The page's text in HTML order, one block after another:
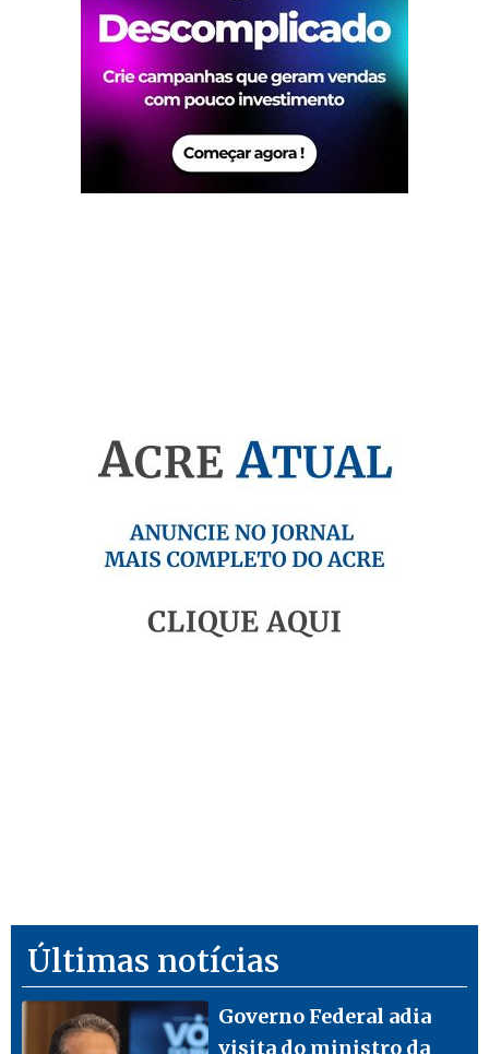
Últimas notícias
Governo Federal adia
visita do ministro da